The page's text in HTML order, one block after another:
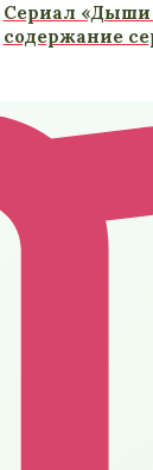
Сериал «Дыши
содержание